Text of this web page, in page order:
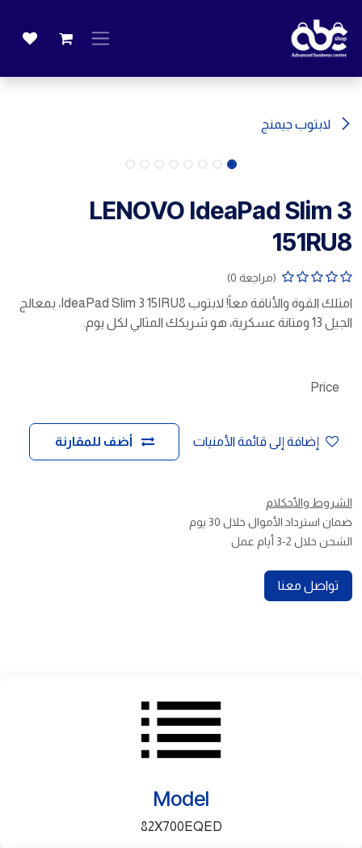
لابتوب جيمنج
LENOVO IdeaPad Slim 3
151RU8
(مراجعة 0)
امتلك القوة والأناقة معاً! لابتوب IdeaPad Slim 3 15IRU8، بمعالج
الجيل 13 ومتانة عسكرية، هو شريكك المثالي لكل يوم.
أضف للمقارنة إضافة إلى قائمة الأمنيات
Price
الشروط والأحكلام
ضمان استرداد الأموال خلال 30 يوم
الشحن خلال 2-3 أيام عمل
تواصل معنا
Model
82X700EQED